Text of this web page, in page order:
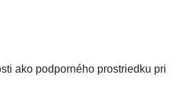
ako podporného prostriedku pri